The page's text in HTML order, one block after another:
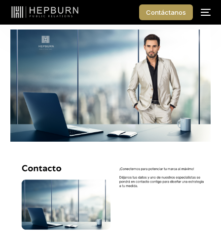
Contáctanos